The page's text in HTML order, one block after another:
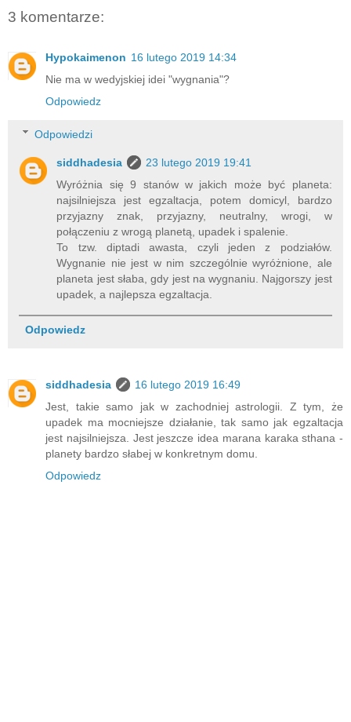
3 komentarze:
Hypokaimenon 16 lutego 2019 14:34
Nie ma w wedyjskiej idei "wygnania"?
Odpowiedz
Odpowiedzi
siddhadesia
23 lutego 2019 19:41
Wyróżnia się 9 stanów w jakich może być planeta:
najsilniejsza jest egzaltacja, potem domicyl, bardzo
przyjazny znak, przyjazny, neutralny, wrogi, w
połączeniu z wrogą planetą, upadek i spalenie.
To tzw. diptadi awasta, czyli jeden z podziałów.
Wygnanie nie jest w nim szczególnie wyróżnione, ale
planeta jest słaba, gdy jest na wygnaniu. Najgorszy jest
upadek, a najlepsza egzaltacja.
Odpowiedz
siddhadesia
16 lutego 2019 16:49
Jest, takie samo jak w zachodniej astrologii. Z tym, że
upadek ma mocniejsze działanie, tak samo jak egzaltacja
jest najsilniejsza. Jest jeszcze idea marana karaka sthana -
planety bardzo słabej w konkretnym domu.
Odpowiedz